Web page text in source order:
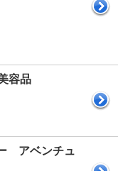
容品
アベンチュ